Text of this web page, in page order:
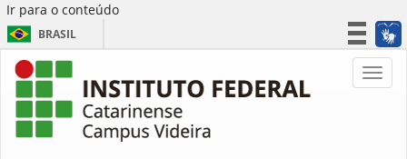
Ir para o conteúdo
BRASIL
Simplifique!